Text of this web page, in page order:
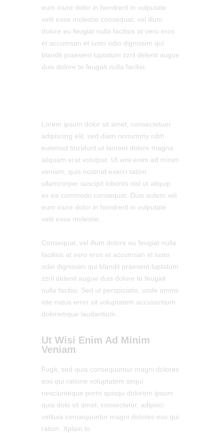
eum iriure dolor in hendrerit in vulputate
velit esse molestie consequat, vel illum
dolore eu feugiat nulla facilisis at vero eros
et accumsan et iusto odio dignissim qui
blandit praesent luptatum zzril delenit augue
duis dolore te feugait nulla facilisi.
Lorem ipsum dolor sit amet, consectetuer
adipiscing elit, sed diam nonummy nibh
euismod tincidunt ut laoreet dolore magna
aliquam erat volutpat. Ut wisi enim ad minim
veniam, quis nostrud exerci tation
ullamcorper suscipit lobortis nisl ut aliquip
ex ea commodo consequat. Duis autem vel
eum iriure dolor in hendrerit in vulputate
velit esse molestie.
Сonsequat, vel illum dolore eu feugiat nulla
facilisis at vero eros et accumsan et iusto
odio dignissim qui blandit praesent luptatum
zzril delenit augue duis dolore te feugait
nulla facilisi. Sed ut perspiciatis, unde omnis
iste natus error sit voluptatem accusantium
doloremque laudantium.
Ut Wisi Enim Ad Minim
Veniam
Fugit, sed quia consequuntur magni dolores
eos qui ratione voluptatem sequi
nesciunteque porro quisqu dolorem ipsum
quia dolo sit amet, consectetur, adipisci
velituia consequuntur magni dolores eos qui
ration. Xplain to